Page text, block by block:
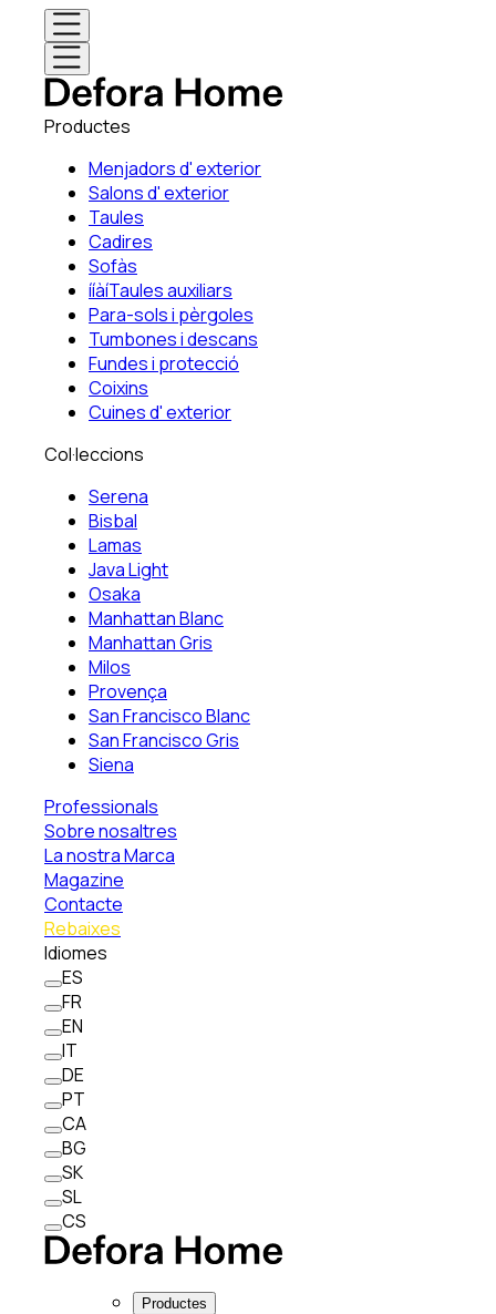
Productes
Menjadors d' exterior
Salons d' exterior
Taules
Cadires
Sofàs
ííàíTaules auxiliars
Para-sols i pèrgoles
Tumbones i descans
Fundes i protecció
Coixins
Cuines d' exterior
Col·leccions
Serena
Bisbal
Lamas
Java Light
Osaka
Manhattan Blanc
Manhattan Gris
Milos
Provença
San Francisco Blanc
San Francisco Gris
Siena
Professionals
Sobre nosaltres
La nostra Marca
Magazine
Contacte
Rebaixes
Idiomes
ES
FR
EN
IT
DE
PT
CA
BG
SK
SL
CS
Productes